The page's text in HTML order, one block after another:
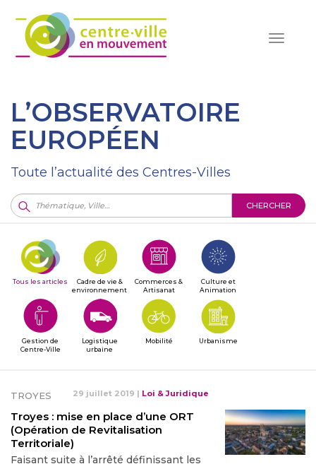
Toggle
L’OBSERVATOIRE
EUROPÉEN
Toute l’actualité des Centres-Villes
CHERCHER
Tous les articles
Cadre de vie &
environnement
Commerces &
Artisanat
Culture et
Animation
Gestion de
Centre-Ville
Logistique
urbaine
Mobilité Urbanisme
TROYES 29 juillet 2019 | Loi & Juridique
Troyes : mise en place d’une ORT
(Opération de Revitalisation
Territoriale)
Faisant suite à l’arrêté définissant les